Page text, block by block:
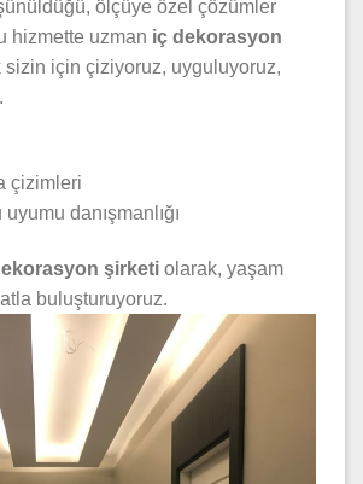
ölçüye özel çözümler
hizmette uzman iç dekorasyon
sizin için çiziyoruz, uyguluyoruz,
çizimleri
danışmanlığı
şirketi olarak, yaşam
buluşturuyoruz.